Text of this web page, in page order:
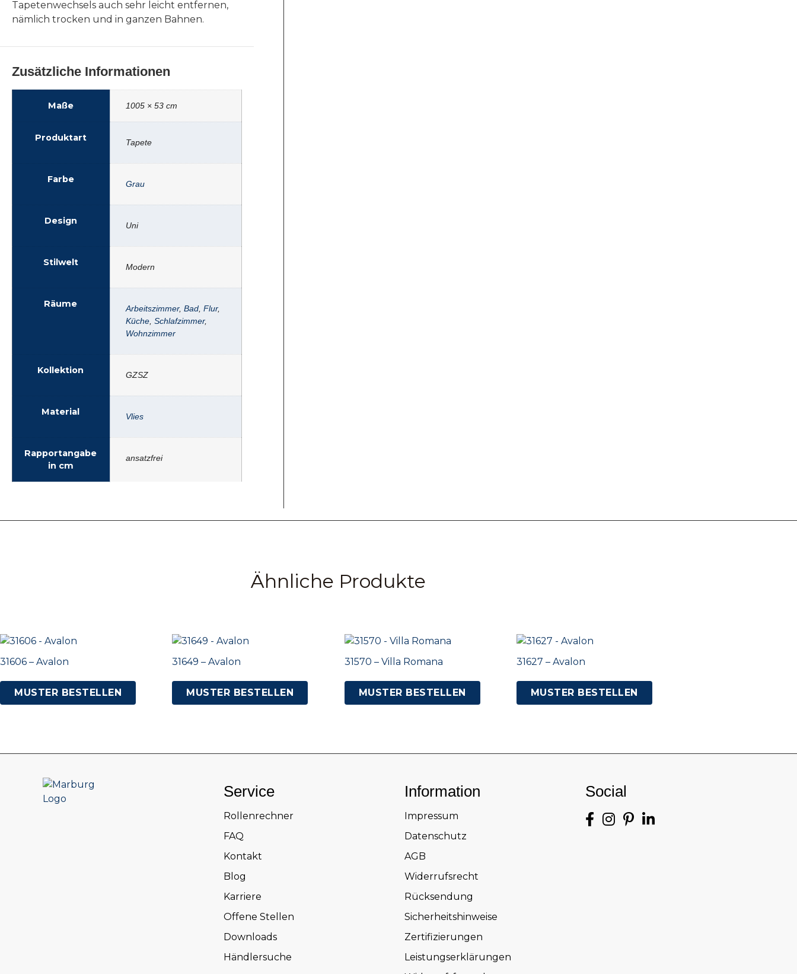
Tapetenwechsels auch sehr leicht entfernen,
nämlich trocken und in ganzen Bahnen.
Zusätzliche Informationen
Maße 1005 × 53 cm
Produktart Tapete
Farbe Grau
Design Uni
Stilwelt Modern
Räume Arbeitszimmer, Bad, Flur,
Küche, Schlafzimmer,
Wohnzimmer
Kollektion GZSZ
Material Vlies
Rapportangabe
in cm
ansatzfrei
Ähnliche Produkte
31606 – Avalon
MUSTER BESTELLEN
31649 – Avalon
MUSTER BESTELLEN
31570 – Villa Romana
MUSTER BESTELLEN
31627 – Avalon
MUSTER BESTELLEN
Service
Rollenrechner
FAQ
Kontakt
Blog
Karriere
Offene Stellen
Downloads
Händlersuche
Information
Impressum
Datenschutz
AGB
Widerrufsrecht
Rücksendung
Sicherheitshinweise
Zertifizierungen
Leistungserklärungen
Social